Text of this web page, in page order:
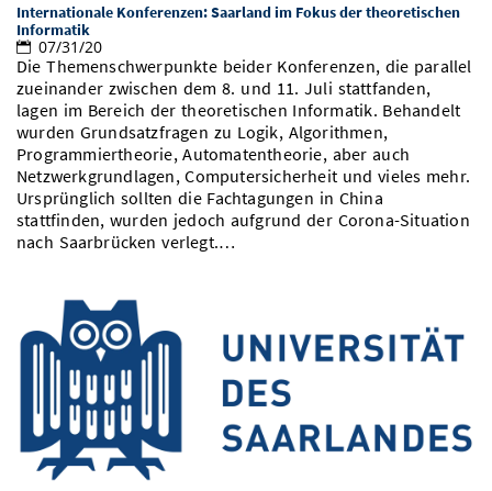
Internationale Konferenzen: Saarland im Fokus der theoretischen
Informatik
07/31/20
Die Themenschwerpunkte beider Konferenzen, die parallel
zueinander zwischen dem 8. und 11. Juli stattfanden,
lagen im Bereich der theoretischen Informatik. Behandelt
wurden Grundsatzfragen zu Logik, Algorithmen,
Programmiertheorie, Automatentheorie, aber auch
Netzwerkgrundlagen, Computersicherheit und vieles mehr.
Ursprünglich sollten die Fachtagungen in China
stattfinden, wurden jedoch aufgrund der Corona-Situation
nach Saarbrücken verlegt.…